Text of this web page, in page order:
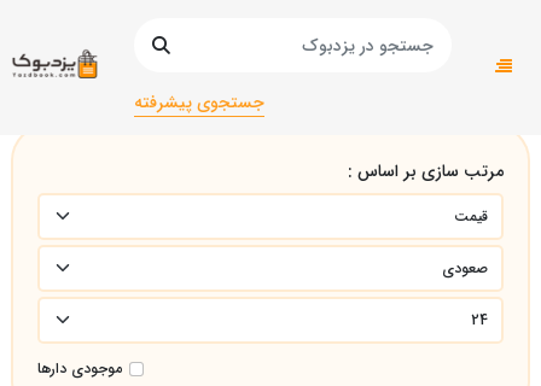
جستجوی پیشرفته
صفحه اصلی
مرتب سازی بر اساس :
موجودی دارها